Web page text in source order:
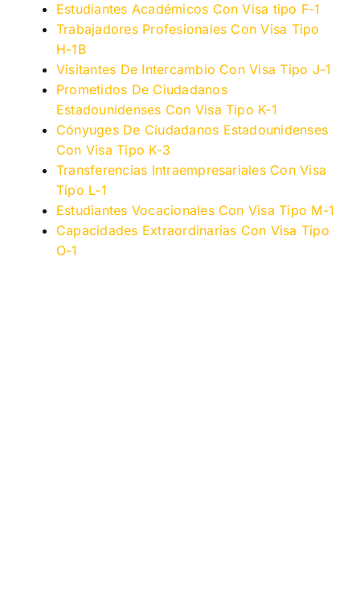
Estudiantes Académicos Con Visa tipo F-1
Trabajadores Profesionales Con Visa Tipo
H-1B
Visitantes De Intercambio Con Visa Tipo J-1
Prometidos De Ciudadanos
Estadounidenses Con Visa Tipo K-1
Cónyuges De Ciudadanos Estadounidenses
Con Visa Tipo K-3
Transferencias Intraempresariales Con Visa
Tipo L-1
Estudiantes Vocacionales Con Visa Tipo M-1
Capacidades Extraordinarias Con Visa Tipo
O-1